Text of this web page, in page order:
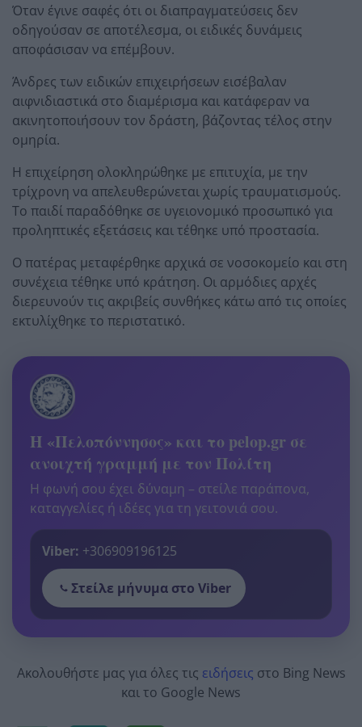
Όταν έγινε σαφές ότι οι διαπραγματεύσεις δεν
οδηγούσαν σε αποτέλεσμα, οι ειδικές δυνάμεις
αποφάσισαν να επέμβουν.
Άνδρες των ειδικών επιχειρήσεων εισέβαλαν
αιφνιδιαστικά στο διαμέρισμα και κατάφεραν να
ακινητοποιήσουν τον δράστη, βάζοντας τέλος στην
ομηρία.
Η επιχείρηση ολοκληρώθηκε με επιτυχία, με την
τρίχρονη να απελευθερώνεται χωρίς τραυματισμούς.
Το παιδί παραδόθηκε σε υγειονομικό προσωπικό για
προληπτικές εξετάσεις και τέθηκε υπό προστασία.
Ο πατέρας μεταφέρθηκε αρχικά σε νοσοκομείο και στη
συνέχεια τέθηκε υπό κράτηση. Οι αρμόδιες αρχές
διερευνούν τις ακριβείς συνθήκες κάτω από τις οποίες
εκτυλίχθηκε το περιστατικό.
Η «Πελοπόννησος» και το pelop.gr σε
ανοιχτή γραμμή με τον Πολίτη
Η φωνή σου έχει δύναμη – στείλε παράπονα,
καταγγελίες ή ιδέες για τη γειτονιά σου.
Viber: +306909196125
Στείλε μήνυμα στο Viber
Ακολουθήστε μας για όλες τις ειδήσεις στο Bing News
και το Google News